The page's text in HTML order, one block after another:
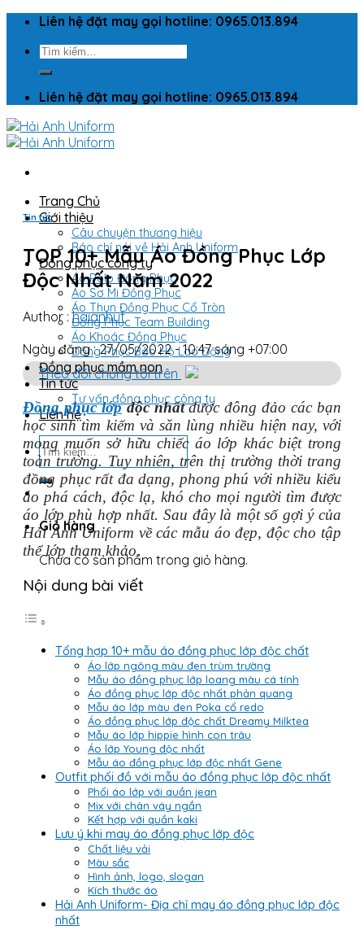
Skip
content
Liên hệ đặt may gọi hotline: 0965.013.894
Tìm
kiếm:
Liên hệ đặt may gọi hotline: 0965.013.894
Trang Chủ
Giới thiệu
Câu chuyện thương hiệu
Báo chí nói về Hải Anh Uniform
Đồng phục công ty
Áo Polo Đồng Phục
Áo Sơ Mi Đồng Phục
Áo Thun Đồng Phục Cổ Tròn
Đồng Phục Team Building
Áo Khoác Đồng Phục
Đồng Phục Bảo Hộ Lao Động
Đồng phục mầm non
Tin tức
Tư vấn đồng phục công ty
Liên hệ
Tìm
kiếm:
Giỏ hàng
Chưa có sản phẩm trong giỏ hàng.
Tin tức
TOP 10+ Mẫu Áo Đồng Phục Lớp
Độc Nhất Năm 2022
Author :haianhuf
Ngày đăng : 27/05/2022 - 10:47 sáng +07:00
Theo dõi chúng tôi trên
Đồng phục lớpđộc nhấtđược đông đảo các bạn
học sinh tìm kiếm và săn lùng nhiều hiện nay, với
mong muốn sở hữu chiếc áo lớp khác biệt trong
toàn trường. Tuy nhiên, trên thị trường thời trang
đồng phục rất đa dạng, phong phú với nhiều kiểu
áo phá cách, độc lạ, khó cho mọi người tìm được
áo lớp phù hợp nhất. Sau đây là một số gợi ý của
Hải Anh Uniform về các mẫu áo đẹp, độc cho tập
thể lớp tham khảo.
Nội dung bài viết
Tổng hợp 10+ mẫu áo đồng phục lớp độc chất
Áo lớp ngông màu đen trùm trường
Mẫu áo đồng phục lớp loang màu cá tính
Áo đồng phục lớp độc nhất phản quang
Mẫu áo lớp màu đen Poka cổ redo
Áo đồng phục lớp độc chất Dreamy Milktea
Mẫu áo lớp hippie hình con trâu
Áo lớp Young độc nhất
Mẫu áo đồng phục lớp độc nhất Gene
Outfit phối đồ với mẫu áo đồng phục lớp độc nhất
Phối áo lớp với quần jean
Mix với chân váy ngắn
Kết hợp với quần kaki
Lưu ý khi may áo đồng phục lớp độc
Chất liệu vải
Màu sắc
Hình ảnh, logo, slogan
Kích thước áo
Hải Anh Uniform- Địa chỉ may áo đồng phục lớp độc
nhất